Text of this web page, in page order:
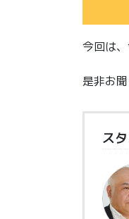
今回は
是非お
ス